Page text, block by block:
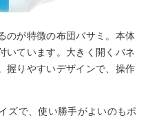
のが特徴の布団バサミ。本体
いています。大きく開くバネ
握りやすいデザインで、操作
ズで、使い勝手がよいのもポ